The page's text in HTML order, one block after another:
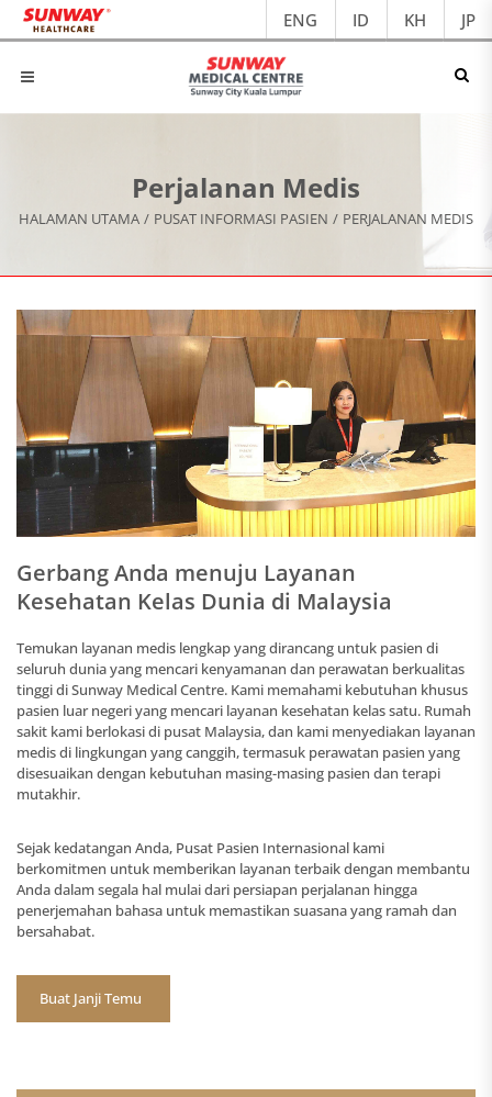
ENG ID KH JP
Perjalanan Medis
HALAMAN UTAMA / PUSAT INFORMASI PASIEN / PERJALANAN MEDIS
Gerbang Anda menuju Layanan
Kesehatan Kelas Dunia di Malaysia
Temukan layanan medis lengkap yang dirancang untuk pasien di
seluruh dunia yang mencari kenyamanan dan perawatan berkualitas
tinggi di Sunway Medical Centre. Kami memahami kebutuhan khusus
pasien luar negeri yang mencari layanan kesehatan kelas satu. Rumah
sakit kami berlokasi di pusat Malaysia, dan kami menyediakan layanan
medis di lingkungan yang canggih, termasuk perawatan pasien yang
disesuaikan dengan kebutuhan masing-masing pasien dan terapi
mutakhir.
Sejak kedatangan Anda, Pusat Pasien Internasional kami
berkomitmen untuk memberikan layanan terbaik dengan membantu
Anda dalam segala hal mulai dari persiapan perjalanan hingga
penerjemahan bahasa untuk memastikan suasana yang ramah dan
bersahabat.
Buat Janji Temu